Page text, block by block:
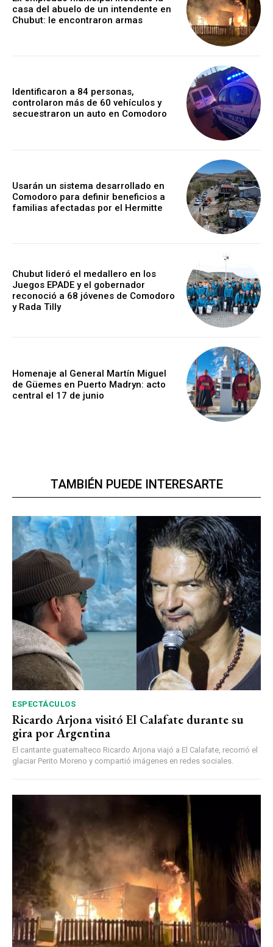
casa del abuelo de un intendente en
Chubut: le encontraron armas
Identificaron a 84 personas,
controlaron más de 60 vehículos y
secuestraron un auto en Comodoro
Usarán un sistema desarrollado en
Comodoro para definir beneficios a
familias afectadas por el Hermitte
Chubut lideró el medallero en los
Juegos EPADE y el gobernador
reconoció a 68 jóvenes de Comodoro
y Rada Tilly
Homenaje al General Martín Miguel
de Güemes en Puerto Madryn: acto
central el 17 de junio
TAMBIÉN PUEDE INTERESARTE
ESPECTÁCULOS
Ricardo Arjona visitó El Calafate durante su
gira por Argentina
El cantante guatemalteco Ricardo Arjona viajó a El Calafate, recorrió el
glaciar Perito Moreno y compartió imágenes en redes sociales.